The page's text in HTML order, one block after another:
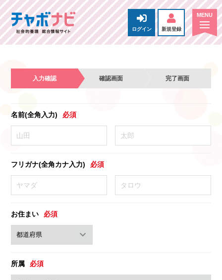
ログイン 新規登録
入力確認 確認画面 完了画面
名前(全角入力) 必須
フリガナ(全角カナ入力) 必須
お住まい 必須
所属 必須